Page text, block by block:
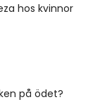
hos kvinnor
på ödet?